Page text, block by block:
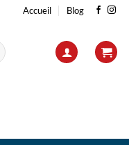
Accueil Blog